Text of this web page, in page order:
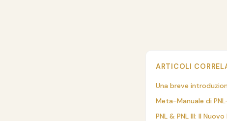
ARTICOLI
Una breve
Meta-Manuale di
PNL & PNL III: Il